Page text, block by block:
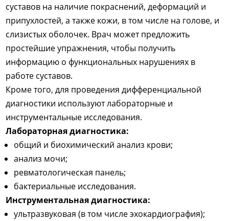
суставов на наличие покраснений, деформаций и
припухлостей, а также кожи, в том числе на голове, и
слизистых оболочек. Врач может предложить
простейшие упражнения, чтобы получить
информацию о функциональных нарушениях в
работе суставов.
Кроме того, для проведения дифференциальной
диагностики используют лабораторные и
инструментальные исследования.
Лабораторная диагностика:
общий и биохимический анализ крови;
анализ мочи;
ревматологическая панель;
бактериальные исследования.
Инструментальная диагностика:
ультразвуковая (в том числе эхокардиография);